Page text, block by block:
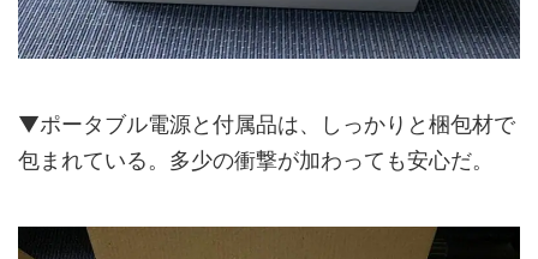
▼ポータブル電源と付属品は、しっかりと梱包材で
包まれている。多少の衝撃が加わっても安心だ。